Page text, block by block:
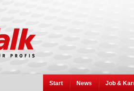
Start News Job &